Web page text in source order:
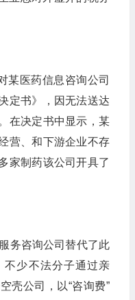
医药信息咨询公司
定书》，因无法送达
在决定书中显示，某
营、和下游企业不存
家制药该公司开具了
务咨询公司替代了此
不少不法分子通过亲
壳公司，以“咨询费”